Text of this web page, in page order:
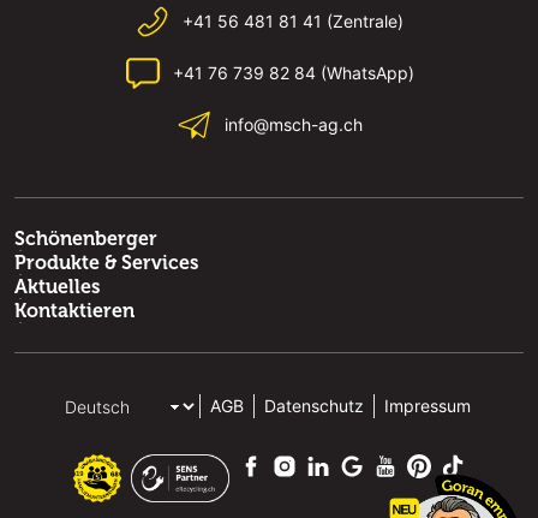
+41 56 481 81 41 (Zentrale)
+41 76 739 82 84 (WhatsApp)
info@msch-ag.ch
Schönenberger
Produkte & Services
Aktuelles
Kontaktieren
AGB Datenschutz Impressum